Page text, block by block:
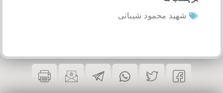
شهید محمود شیبانی